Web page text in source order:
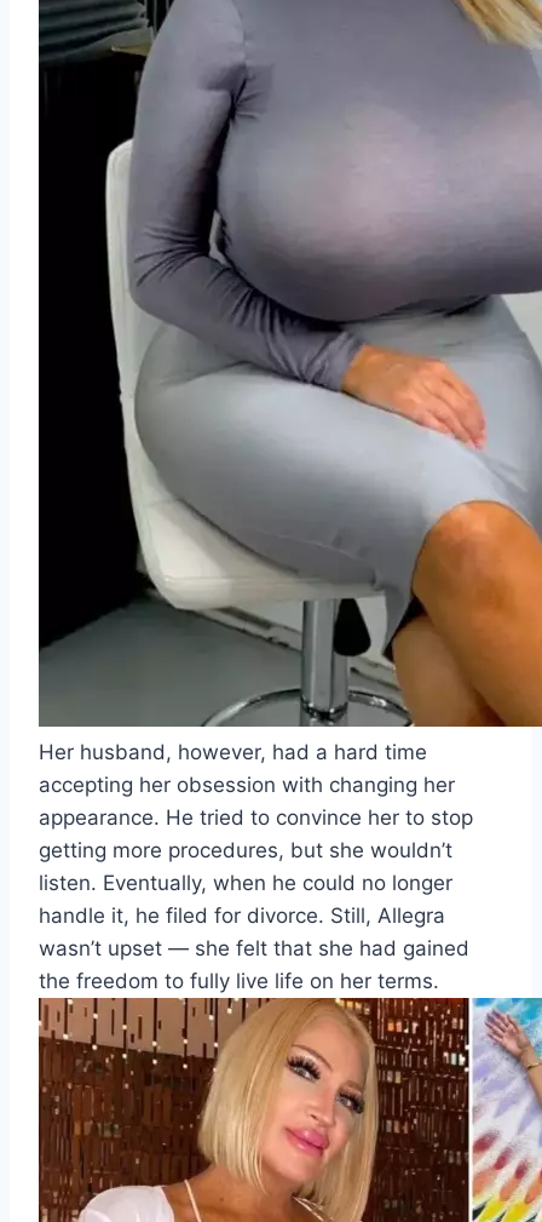
Her husband, however, had a hard time
accepting her obsession with changing her
appearance. He tried to convince her to stop
getting more procedures, but she wouldn’t
listen. Eventually, when he could no longer
handle it, he filed for divorce. Still, Allegra
wasn’t upset — she felt that she had gained
the freedom to fully live life on her terms.